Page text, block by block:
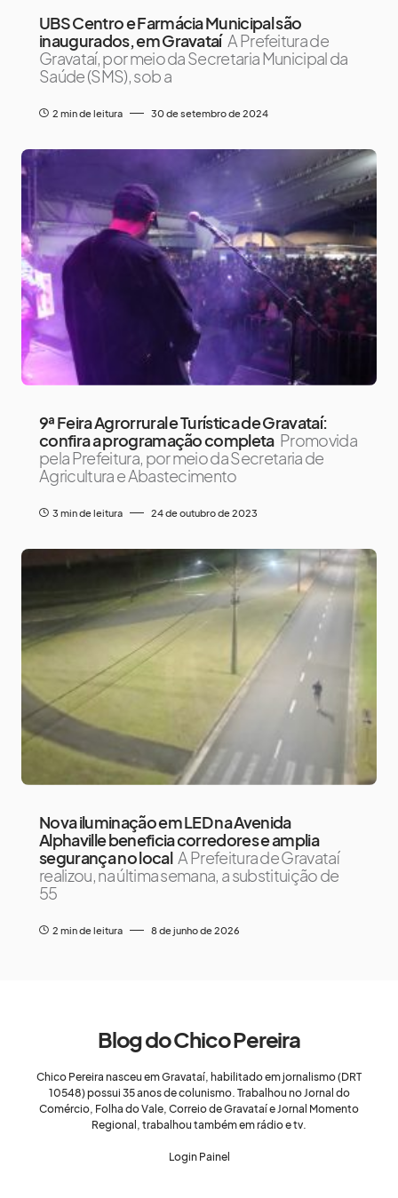
UBS Centro e Farmácia Municipal são
inaugurados, em Gravataí A Prefeitura de
Gravataí, por meio da Secretaria Municipal da
Saúde (SMS), sob a
2 min de leitura 30 de setembro de 2024
9ª Feira Agrorrural e Turística de Gravataí:
confira a programação completa Promovida
pela Prefeitura, por meio da Secretaria de
Agricultura e Abastecimento
3 min de leitura 24 de outubro de 2023
Nova iluminação em LED na Avenida
Alphaville beneficia corredores e amplia
segurança no local A Prefeitura de Gravataí
realizou, na última semana, a substituição de
55
2 min de leitura 8 de junho de 2026
Blog do Chico Pereira
Chico Pereira nasceu em Gravataí, habilitado em jornalismo (DRT
10548) possui 35 anos de colunismo. Trabalhou no Jornal do
Comércio, Folha do Vale, Correio de Gravataí e Jornal Momento
Regional, trabalhou também em rádio e tv.
Login Painel